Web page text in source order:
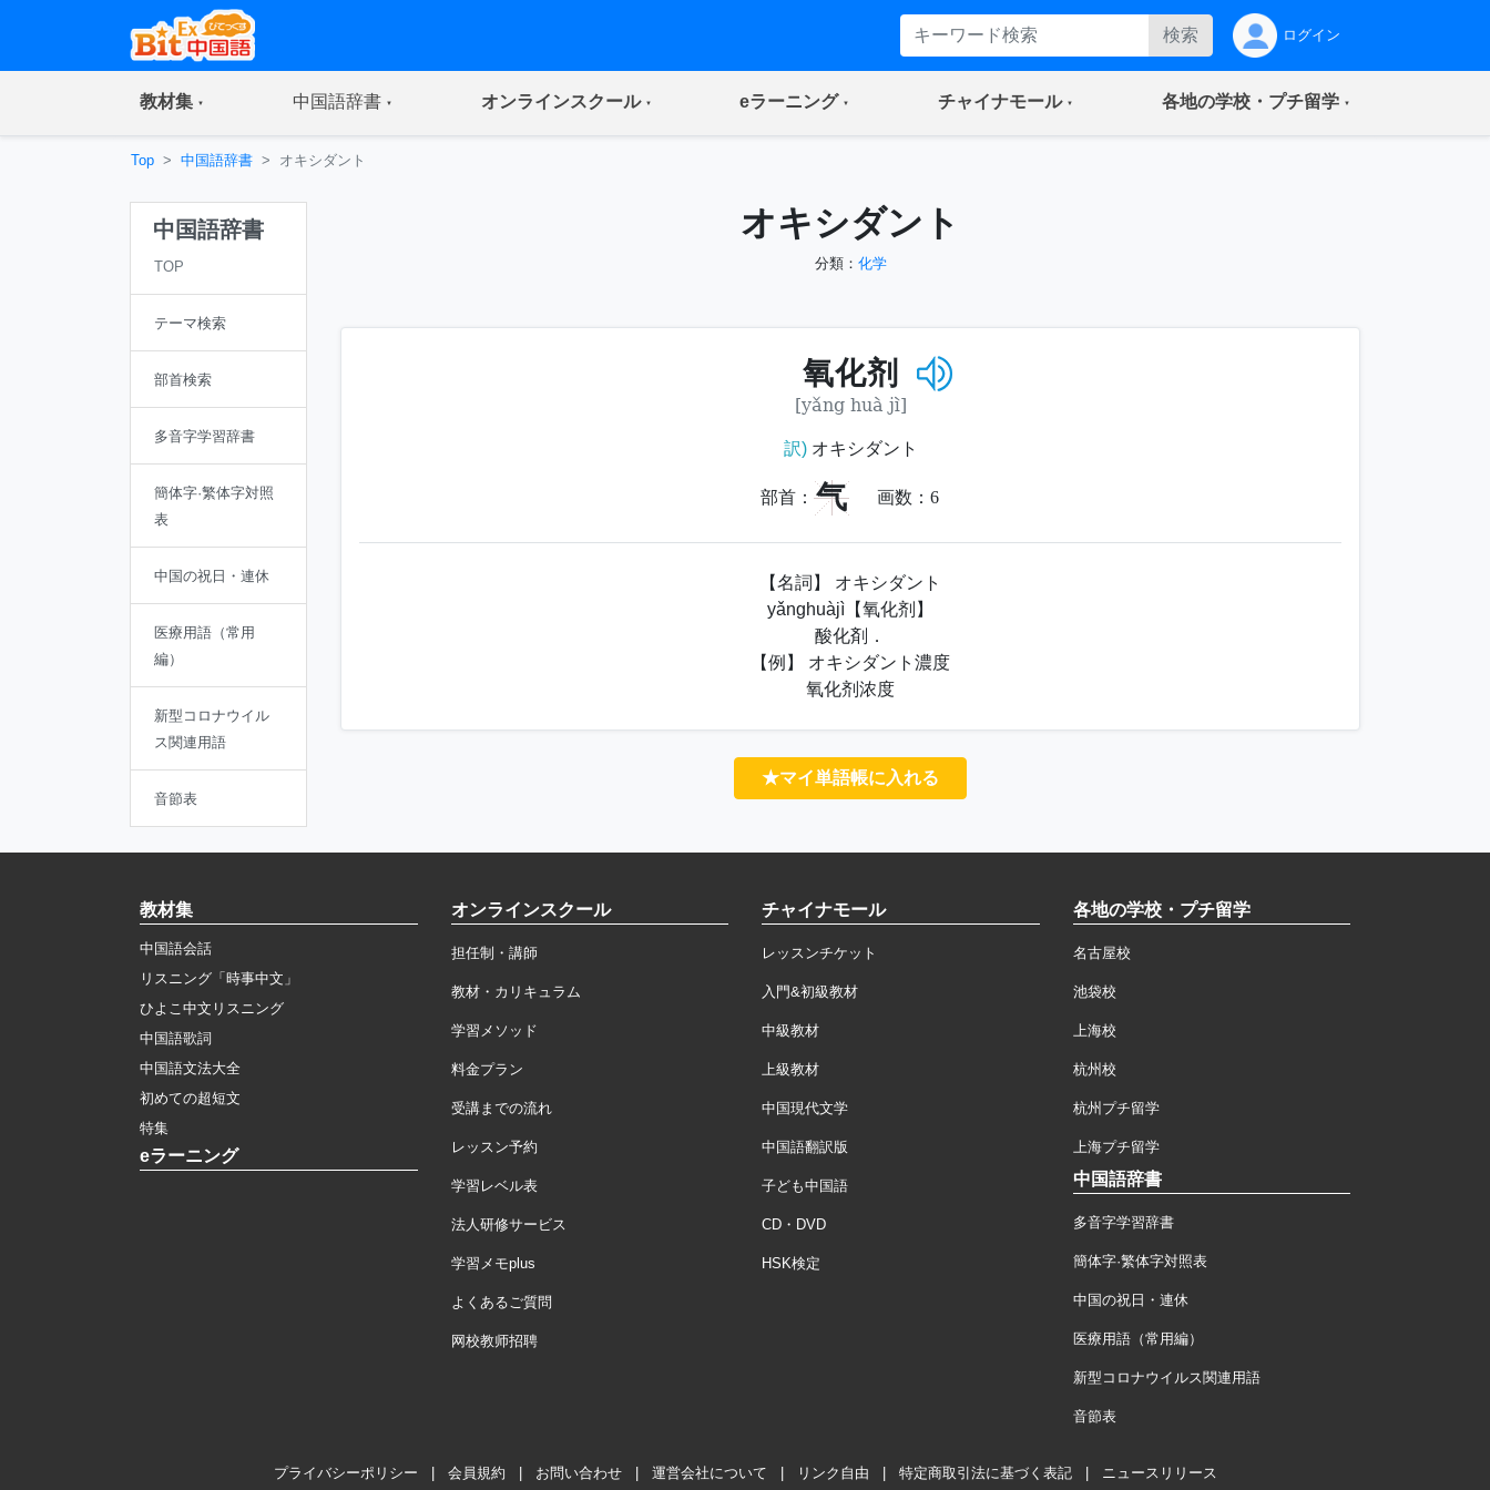
検索 ログイン
教材集(current) 中国語辞書(current) オンラインスクール(current) eラーニング(current) チャイナモール(current) 各地の学校・プチ留学(current)
Top 中国語辞書 オキシダント
中国語辞書
TOP
テーマ検索
部首検索
多音字学習辞書
簡体字·繁体字対照
表
中国の祝日・連休
医療用語（常用
編）
新型コロナウイル
ス関連用語
音節表
オキシダント
分類： 化学
氧化剂
[yǎng huà jì]
訳)オキシダント
部首： 气 画数： 6
【名詞】 オキシダント
yǎnghuàjì【氧化剂】
酸化剤．
【例】 オキシダント濃度
氧化剂浓度
★マイ単語帳に入れる
教材集
中国語会話
リスニング「時事中文」
ひよこ中文リスニング
中国語歌詞
中国語文法大全
初めての超短文
特集
eラーニング
オンラインスクール
担任制・講師
教材・カリキュラム
学習メソッド
料金プラン
受講までの流れ
レッスン予約
学習レベル表
法人研修サービス
学習メモplus
よくあるご質問
网校教师招聘
チャイナモール
レッスンチケット
入門&初級教材
中級教材
上級教材
中国現代文学
中国語翻訳版
子ども中国語
CD・DVD
HSK検定
各地の学校・プチ留学
名古屋校
池袋校
上海校
杭州校
杭州プチ留学
上海プチ留学
中国語辞書
多音字学習辞書
簡体字·繁体字対照表
中国の祝日・連休
医療用語（常用編）
新型コロナウイルス関連用語
音節表
プライバシーポリシー 会員規約 お問い合わせ 運営会社について リンク自由 特定商取引法に基づく表記 ニュースリリース